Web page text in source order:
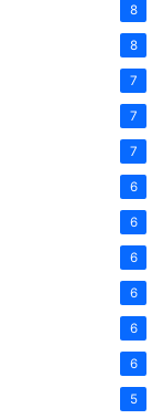
8
8
7
7
7
6
6
6
6
6
6
5